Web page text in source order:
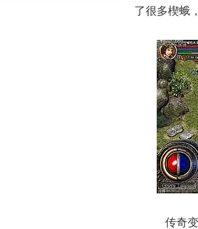
了很多楔蛾
传奇